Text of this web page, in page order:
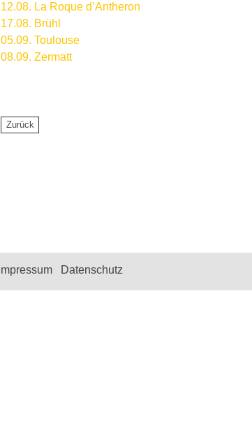
12.08. La Roque d’Antheron
17.08. Brühl
05.09. Toulouse
08.09. Zermatt
Impressum Datenschutz